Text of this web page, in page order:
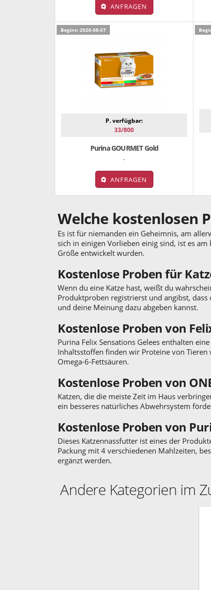
ANFRAGEN
Beginn 2026-08-07
P. verfügbar:
33/800
Purina GOURMET Gold
-
ANFRAGEN
Welche kostenlosen
Es ist für niemanden ein Geheimnis, am
sich in einigen Vorlieben einig sind, ist es
Größe entwickelt wurden.
Kostenlose Proben für
Wenn du eine Katze hast, weißt du
Produktproben registrierst und angibst,
und deine Meinung dazu abgeben kannst.
Kostenlose Proben von
Purina Felix Sensations Gelees enthalten
Inhaltsstoffen finden wir Proteine von Tieren
Omega-6-Fettsäuren.
Kostenlose Proben von
Katzen, die die meiste Zeit im Haus
ein besseres natürliches Abwehrsystem
Kostenlose Proben von
Dieses Katzennassfutter ist eines der
Packung mit 4 verschiedenen Mahlzeiten,
ergänzt werden.
Andere Kategorien im